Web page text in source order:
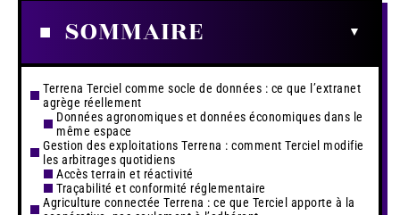
SOMMAIRE
Terrena Terciel comme socle de données : ce que l’extranet
agrège réellement
Données agronomiques et données économiques dans le
même espace
Gestion des exploitations Terrena : comment Terciel modifie
les arbitrages quotidiens
Accès terrain et réactivité
Traçabilité et conformité réglementaire
Agriculture connectée Terrena : ce que Terciel apporte à la